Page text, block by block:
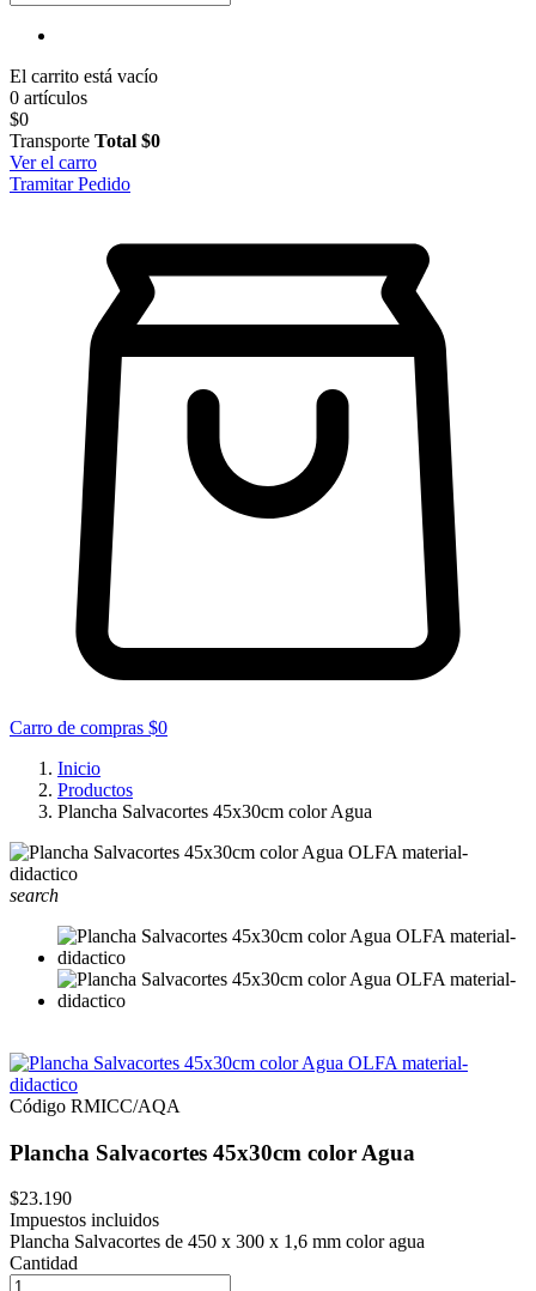
El carrito está vacío
0 artículos
$0
Transporte Total $0
Ver el carro
Tramitar Pedido
Carro de compras $0
Inicio
Productos
Plancha Salvacortes 45x30cm color Agua
search
Código RMICC/AQA
Plancha Salvacortes 45x30cm color Agua
$23.190
Impuestos incluidos
Plancha Salvacortes de 450 x 300 x 1,6 mm color agua
Cantidad